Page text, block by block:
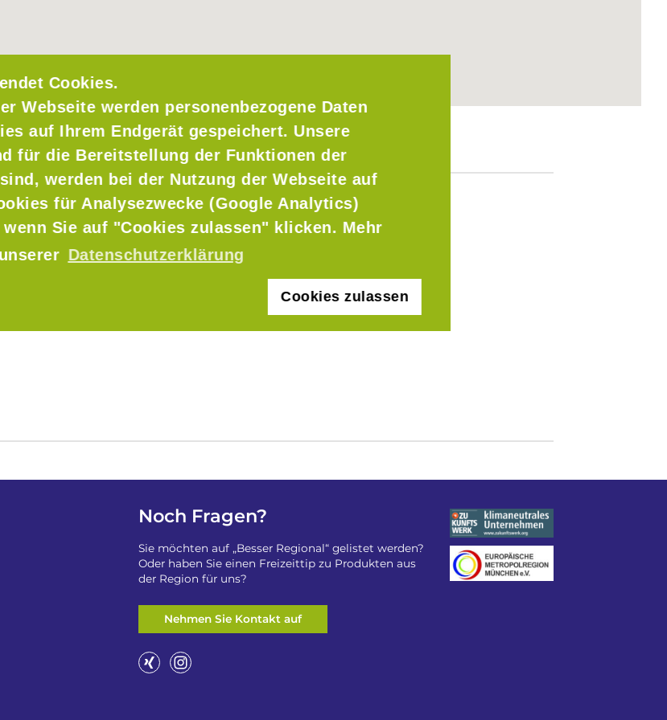
Cookies.
Webseite werden personenbezogene Daten
auf Ihrem Endgerät gespeichert. Unsere
für die Bereitstellung der Funktionen der
werden bei der Nutzung der Webseite auf
für Analysezwecke (Google Analytics)
Sie auf "Cookies zulassen" klicken. Mehr
Datenschutzerklärung
Cookies zulassen
Noch Fragen?
Sie möchten auf „Besser Regional“ gelistet werden?
Oder haben Sie einen Freizeittip zu Produkten aus
der Region für uns?
Nehmen Sie Kontakt auf